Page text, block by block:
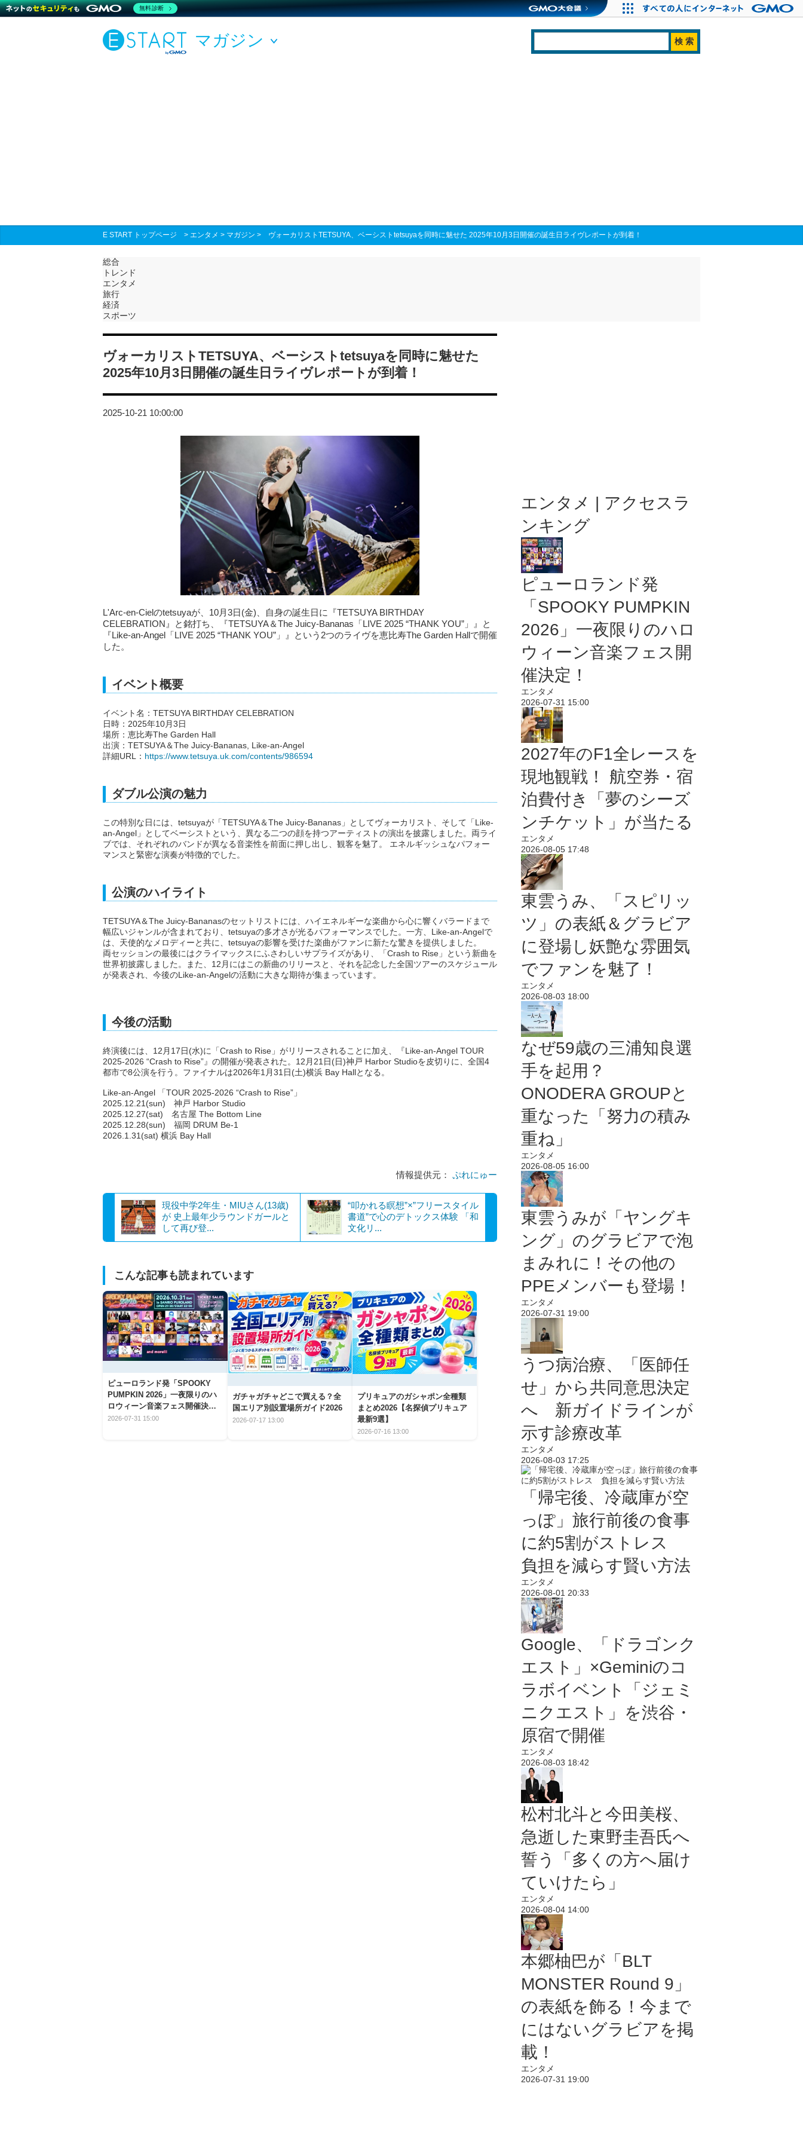
マガジン
E START トップページ > エンタメ > マガジン > ヴォーカリストTETSUYA、ベーシストtetsuyaを同時に魅せた 2025年10月3日開催の誕生日ライヴレポートが到着！
総合
トレンド
エンタメ
旅行
経済
スポーツ
ヴォーカリストTETSUYA、ベーシストtetsuyaを同時に魅せた
2025年10月3日開催の誕生日ライヴレポートが到着！
2025-10-21 10:00:00
L'Arc-en-Cielのtetsuyaが、10月3日(金)、自身の誕生日に『TETSUYA BIRTHDAY
CELEBRATION』と銘打ち、『TETSUYA＆The Juicy-Bananas「LIVE 2025 “THANK YOU”」』と
『Like-an-Angel「LIVE 2025 “THANK YOU”」』という2つのライヴを恵比寿The Garden Hallで開催
した。
イベント概要
イベント名：TETSUYA BIRTHDAY CELEBRATION
日時：2025年10月3日
場所：恵比寿The Garden Hall
出演：TETSUYA＆The Juicy-Bananas, Like-an-Angel
詳細URL： https://www.tetsuya.uk.com/contents/986594
ダブル公演の魅力
この特別な日には、tetsuyaが「TETSUYA＆The Juicy-Bananas」としてヴォーカリスト、そして「Like-
an-Angel」としてベーシストという、異なる二つの顔を持つアーティストの演出を披露しました。両ライ
ブでは、それぞれのバンドが異なる音楽性を前面に押し出し、観客を魅了。 エネルギッシュなパフォー
マンスと緊密な演奏が特徴的でした。
公演のハイライト
TETSUYA＆The Juicy-Bananasのセットリストには、ハイエネルギーな楽曲から心に響くバラードまで
幅広いジャンルが含まれており、tetsuyaの多才さが光るパフォーマンスでした。一方、Like-an-Angelで
は、天使的なメロディーと共に、tetsuyaの影響を受けた楽曲がファンに新たな驚きを提供しました。
両セッションの最後にはクライマックスにふさわしいサプライズがあり、「Crash to Rise」という新曲を
世界初披露しました。また、12月にはこの新曲のリリースと、それを記念した全国ツアーのスケジュール
が発表され、今後のLike-an-Angelの活動に大きな期待が集まっています。
今後の活動
終演後には、12月17日(水)に「Crash to Rise」がリリースされることに加え、『Like-an-Angel TOUR
2025-2026 “Crash to Rise”』の開催が発表された。12月21日(日)神戸 Harbor Studioを皮切りに、全国4
都市で8公演を行う。ファイナルは2026年1月31日(土)横浜 Bay Hallとなる。
Like-an-Angel 「TOUR 2025-2026 “Crash to Rise”」
2025.12.21(sun) 神戸 Harbor Studio
2025.12.27(sat) 名古屋 The Bottom Line
2025.12.28(sun) 福岡 DRUM Be-1
2026.1.31(sat) 横浜 Bay Hall
情報提供元： ぷれにゅー
現役中学2年生・MIUさん(13歳)
が 史上最年少ラウンドガールと
して再び登...
“叩かれる瞑想”×”フリースタイル
書道”で心のデトックス体験 「和
文化リ...
こんな記事も読まれています
ピューロランド発「SPOOKY
PUMPKIN 2026」一夜限りのハ
ロウィーン音楽フェス開催決
定！
2026-07-31 15:00
ガチャガチャどこで買える？全
国エリア別設置場所ガイド2026
2026-07-17 13:00
プリキュアのガシャポン全種類
まとめ2026【名探偵プリキュア
最新9選】
2026-07-16 13:00
エンタメ | アクセスラ
ンキング
ピューロランド発
「SPOOKY PUMPKIN
2026」一夜限りのハロ
ウィーン音楽フェス開
催決定！
エンタメ
2026-07-31 15:00
2027年のF1全レースを
現地観戦！ 航空券・宿
泊費付き「夢のシーズ
ンチケット」が当たる
エンタメ
2026-08-05 17:48
東雲うみ、「スピリッ
ツ」の表紙＆グラビア
に登場し妖艶な雰囲気
でファンを魅了！
エンタメ
2026-08-03 18:00
なぜ59歳の三浦知良選
手を起用？
ONODERA GROUPと
重なった「努力の積み
重ね」
エンタメ
2026-08-05 16:00
東雲うみが「ヤングキ
ング」のグラビアで泡
まみれに！その他の
PPEメンバーも登場！
エンタメ
2026-07-31 19:00
うつ病治療、「医師任
せ」から共同意思決定
へ 新ガイドラインが
示す診療改革
エンタメ
2026-08-03 17:25
「帰宅後、冷蔵庫が空
っぽ」旅行前後の食事
に約5割がストレス
負担を減らす賢い方法
エンタメ
2026-08-01 20:33
Google、「ドラゴンク
エスト」×Geminiのコ
ラボイベント「ジェミ
ニクエスト」を渋谷・
原宿で開催
エンタメ
2026-08-03 18:42
松村北斗と今田美桜、
急逝した東野圭吾氏へ
誓う「多くの方へ届け
ていけたら」
エンタメ
2026-08-04 14:00
本郷柚巴が「BLT
MONSTER Round 9」
の表紙を飾る！今まで
にはないグラビアを掲
載！
エンタメ
2026-07-31 19:00
無料診断